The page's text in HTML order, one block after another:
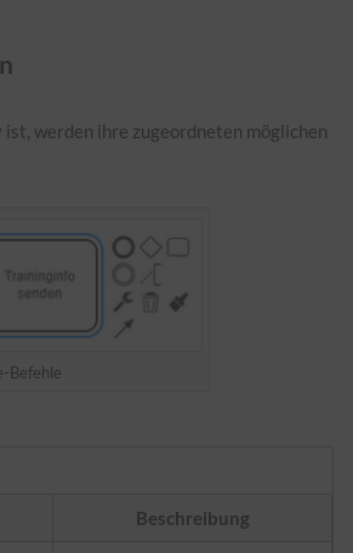
werden ihre zugeordneten möglichen
Befehle
Beschreibung